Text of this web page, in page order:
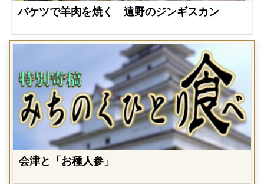
バケツで羊肉を焼く 遠野のジンギスカン
会津と「お種人参」